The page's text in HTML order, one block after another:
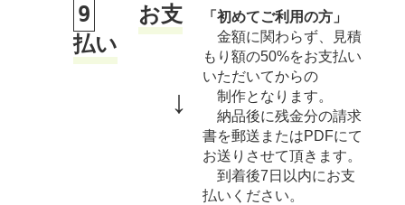
9
お支
払い
↓
「初めてご利用の方」
金額に関わらず、見積
もり額の50%をお支払い
いただいてからの
制作となります。
納品後に残金分の請求
書を郵送またはPDFにて
お送りさせて頂きます。
到着後7日以内にお支
払いください。